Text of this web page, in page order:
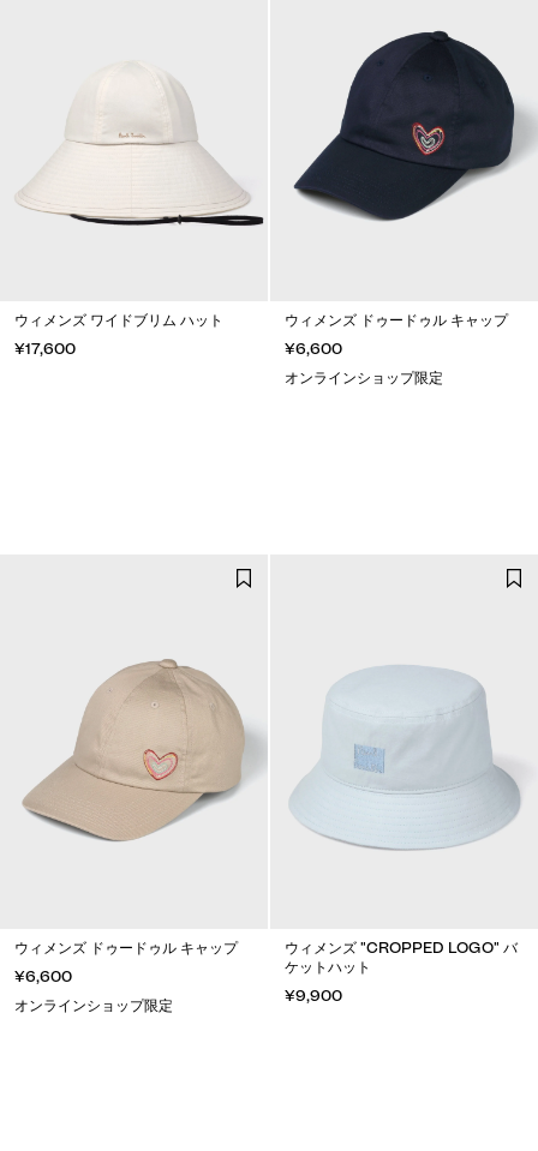
ウィメンズ ワイドブリム ハット
¥17,600
ウィメンズ ドゥードゥル キャップ
¥6,600
オンラインショップ限定
ウィメンズ ドゥードゥル キャップ
¥6,600
オンラインショップ限定
ウィメンズ "CROPPED LOGO" バ
ケットハット
¥9,900